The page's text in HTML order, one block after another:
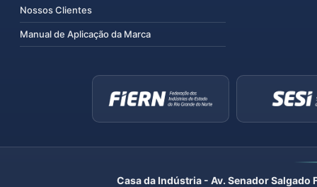
Nossos Clientes
Manual de Aplicação da Marca
Casa da Indústria - Av. Senador